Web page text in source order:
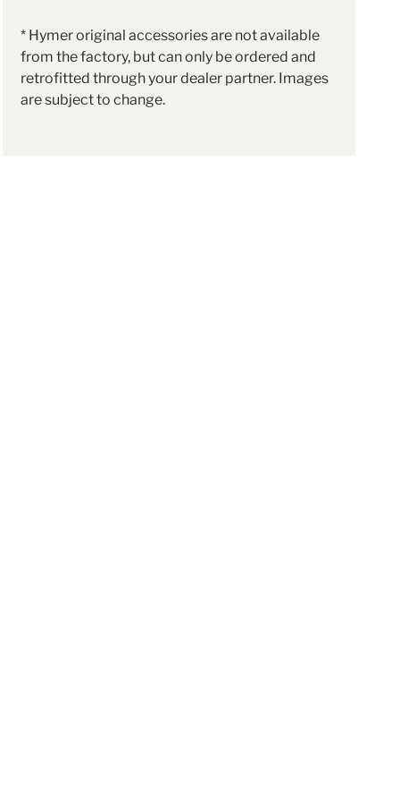
* Hymer original accessories are not available
from the factory, but can only be ordered and
retrofitted through your dealer partner. Images
are subject to change.